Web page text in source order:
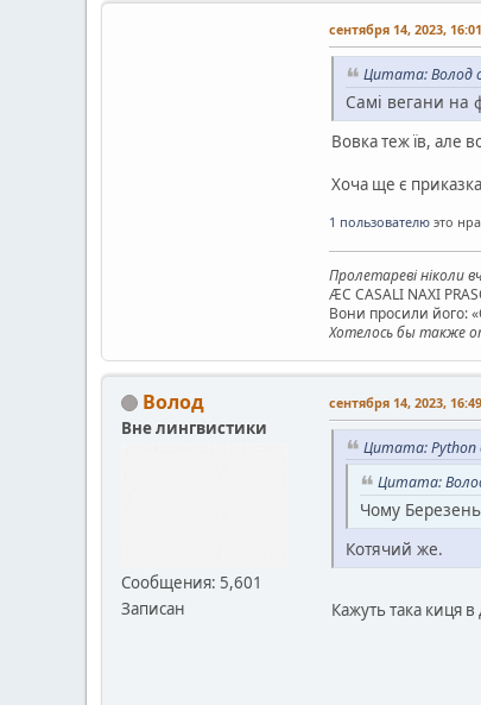
сентября 14, 2023, 16:01
Цитата: Волод
Самі вегани на
Вовка теж їв, але
Хоча ще є
1 пользователю это
Пролетареві ніколи
ÆC CASALI NAXI
Вони просили його:
Хотелось бы также
Волод
Вне лингвистики
Сообщения: 5,601
Записан
сентября 14, 2023, 16:49
Цитата: Python
Цитата:
Чому
Котячий же.
Кажуть така киця